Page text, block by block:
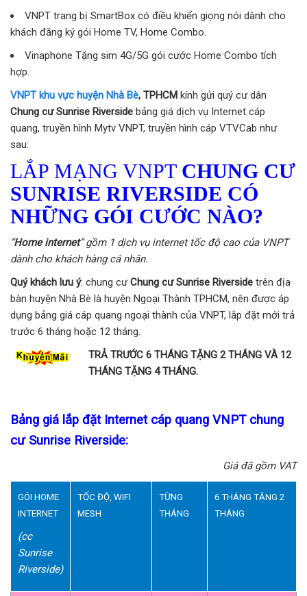
VNPT trang bị SmartBox có điều khiển giọng nói dành cho
khách đăng ký gói Home TV, Home Combo.
Vinaphone Tặng sim 4G/5G gói cước Home Combo tích
hợp.
VNPT khu vực huyện Nhà Bè, TPHCM kính gửi quý cư dân
Chung cư Sunrise Riverside bảng giá dịch vụ Internet cáp
quang, truyền hình Mytv VNPT, truyền hình cáp VTVCab như
sau:
LẮP MẠNG VNPT CHUNG CƯ
SUNRISE RIVERSIDE CÓ
NHỮNG GÓI CƯỚC NÀO?
“Home internet” gồm 1 dịch vụ internet tốc độ cao của VNPT
dành cho khách hàng cá nhân.
Quý khách lưu ý: chung cưChung cư Sunrise Riverside trên địa
bàn huyện Nhà Bè là huyện Ngoại Thành TPHCM, nên được áp
dụng bảng giá cáp quang ngoại thành của VNPT, lắp đặt mới trả
trước 6 tháng hoặc 12 tháng.
TRẢ TRƯỚC 6 THÁNG TẶNG 2 THÁNG VÀ 12
THÁNG TẶNG 4 THÁNG.
Bảng giá lắp đặt Internet cáp quang VNPT chung
cư Sunrise Riverside:
Giá đã gồm VAT
GÓI HOME
INTERNET
(cc
Sunrise
Riverside)
TỐC ĐỘ, WIFI
MESH
TỪNG
THÁNG
6 THÁNG TẶNG 2
THÁNG